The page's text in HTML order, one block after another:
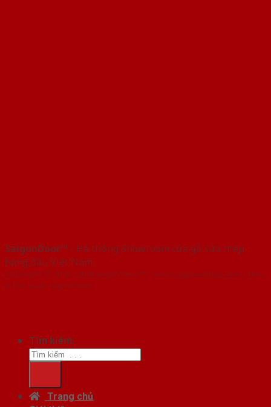
SaigonDoor™ - Hệ thống Showroom cửa gỗ cửa thép
hàng đầu Việt Nam
Copyright ⓒ 2016 – 2026 SaigonDoor™ - www.cuagocuathep.com | Đơn
vị chủ quản SaigonDoor
Tìm kiếm:
Trang chủ